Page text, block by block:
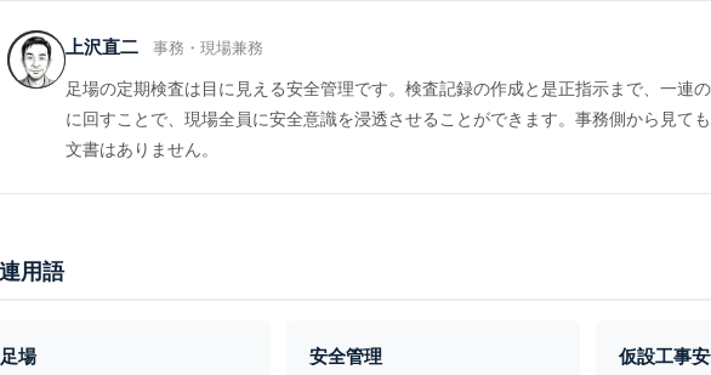
上沢直二 事務・現場兼務
足場の定期検査は目に見える安全管理です。検査記録の作成と是正指示まで、一連
に回すことで、現場全員に安全意識を浸透させることができます。事務側から見て
文書はありません。
用語
足場 安全管理 仮設工事